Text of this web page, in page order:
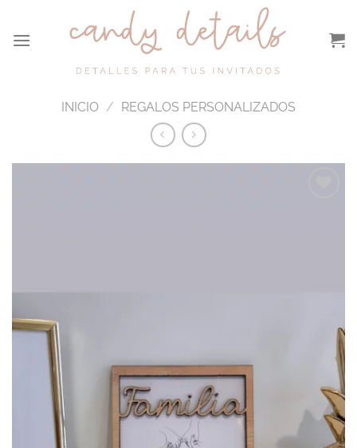
contenido
INICIO / REGALOS PERSONALIZADOS